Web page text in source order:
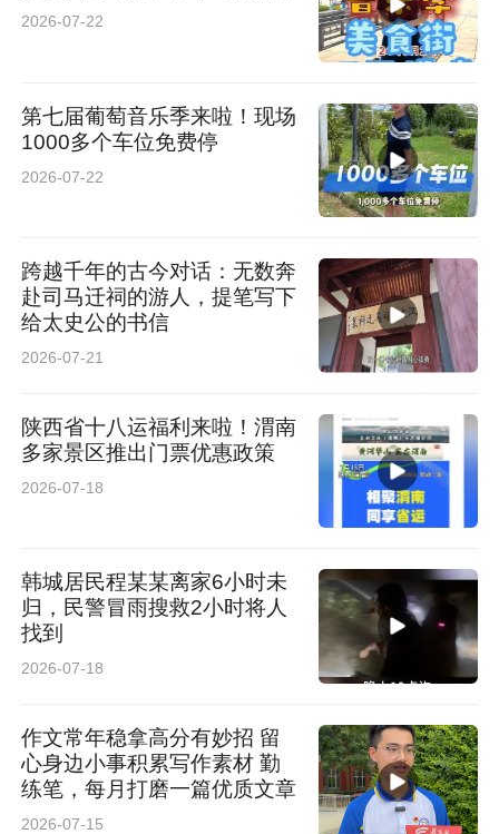
2026-07-22
第七届葡萄音乐季来啦！现场
1000多个车位免费停
2026-07-22
跨越千年的古今对话：无数奔
赴司马迁祠的游人，提笔写下
给太史公的书信
2026-07-21
陕西省十八运福利来啦！渭南
多家景区推出门票优惠政策
2026-07-18
韩城居民程某某离家6小时未
归，民警冒雨搜救2小时将人
找到
2026-07-18
作文常年稳拿高分有妙招 留
心身边小事积累写作素材 勤
练笔，每月打磨一篇优质文章
2026-07-15